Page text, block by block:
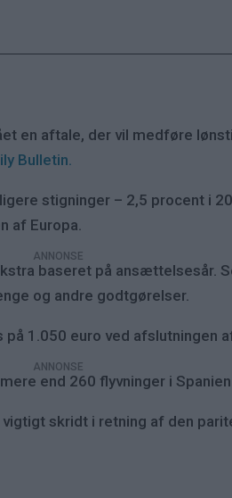
en aftale, der vil medføre
Bulletin.
stigninger – 2,5 procent i
af Europa.
baseret på ansættelsesår.
og andre godtgørelser.
1.050 euro ved afslutningen
end 260 flyvninger i
skridt i retning af den